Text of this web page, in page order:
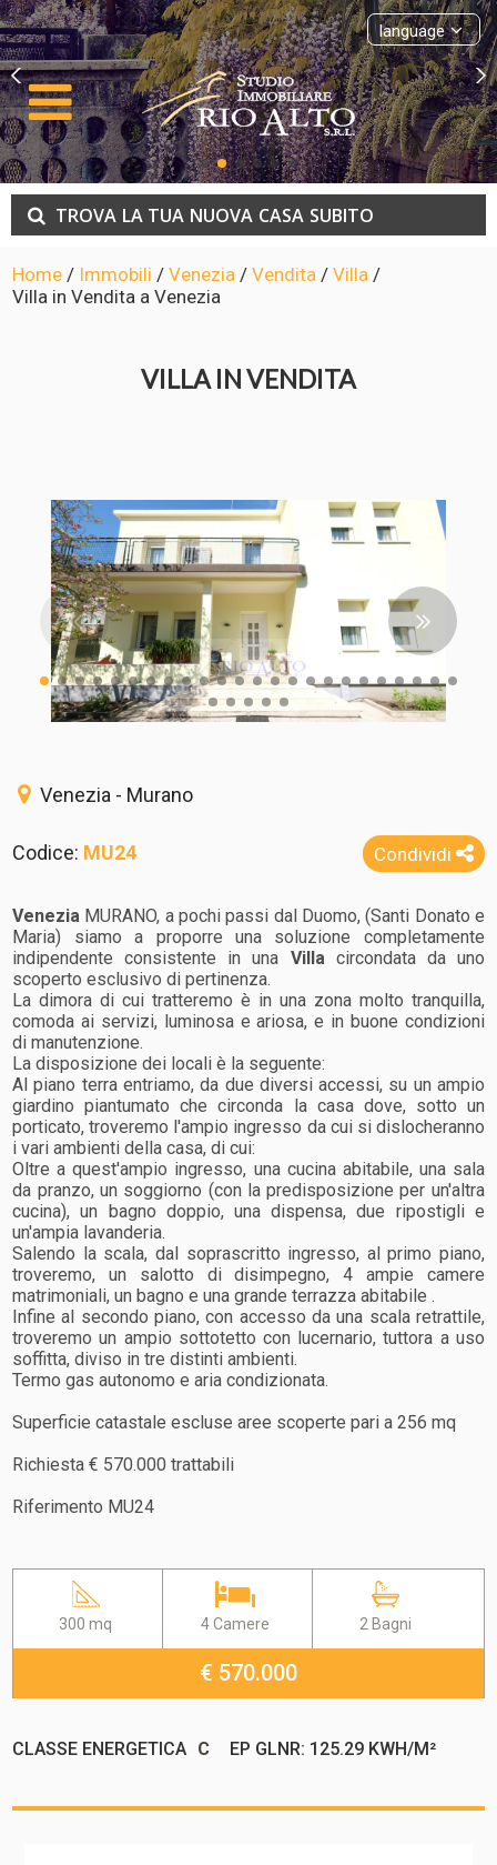
language
TROVA LA TUA NUOVA CASA SUBITO
Home / Immobili /Venezia /Vendita /Villa /
Villa in Vendita a Venezia
VILLA IN VENDITA
Venezia - Murano
Condividi
Codice: MU24
Venezia MURANO, a pochi passi dal Duomo, (Santi Donato e
Maria) siamo a proporre una soluzione completamente
indipendente consistente in una Villacircondata da uno
scoperto esclusivo di pertinenza.
La dimora di cui tratteremo è in una zona molto tranquilla,
comoda ai servizi, luminosa e ariosa, e in buone condizioni
di manutenzione.
La disposizione dei locali è la seguente:
Al piano terra entriamo, da due diversi accessi, su un ampio
giardino piantumato che circonda la casa dove, sotto un
porticato, troveremo l'ampio ingresso da cui si dislocheranno
i vari ambienti della casa, di cui:
Oltre a quest'ampio ingresso, una cucina abitabile, una sala
da pranzo, un soggiorno (con la predisposizione per un'altra
cucina), un bagno doppio, una dispensa, due ripostigli e
un'ampia lavanderia.
Salendo la scala, dal soprascritto ingresso, al primo piano,
troveremo, un salotto di disimpegno, 4 ampie camere
matrimoniali, un bagno e una grande terrazza abitabile .
Infine al secondo piano, con accesso da una scala retrattile,
troveremo un ampio sottotetto con lucernario, tuttora a uso
soffitta, diviso in tre distinti ambienti.
Termo gas autonomo e aria condizionata.
Superficie catastale escluse aree scoperte pari a 256 mq
Richiesta € 570.000 trattabili
Riferimento MU24
300 mq 4 Camere 2 Bagni
€ 570.000
CLASSE ENERGETICA C EP GLNR: 125.29 KWH/M²